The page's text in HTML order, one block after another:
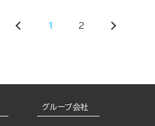
1 2
グループ会社